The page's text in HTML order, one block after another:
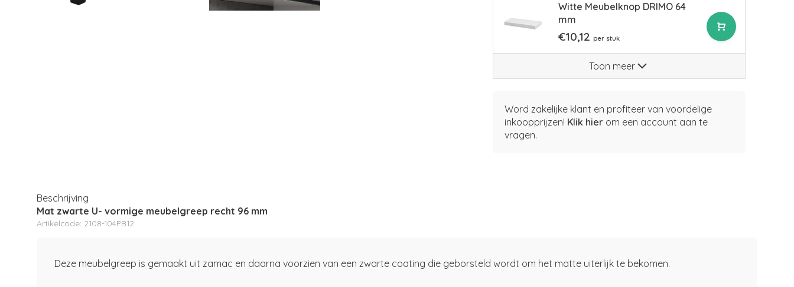
Witte Meubelknop DRIMO 64
mm
€10,12 per stuk
Toon meer
Word zakelijke klant en profiteer van voordelige
inkoopprijzen! Klik hier om een account aan te
vragen.
Beschrijving
Mat zwarte U- vormige meubelgreep recht 96 mm
Artikelcode: 2108-104PB12
Deze meubelgreep is gemaakt uit zamac en daarna voorzien van een zwarte coating die geborsteld wordt om het matte uiterlijk te bekomen.